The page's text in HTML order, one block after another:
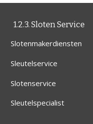
1.2.3. Sloten Service
Slotenmakerdiensten
Sleutelservice
Slotenservice
Sleutelspecialist